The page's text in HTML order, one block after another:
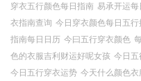
穿衣五行颜色每日指南 易承开运每
衣指南查询 今日穿衣颜色每日五行
指南每日日历 今曰五行穿衣颜色
色的衣服吉利财运好呢女孩 今日五
今日五行穿衣运势 今天什么颜色衣